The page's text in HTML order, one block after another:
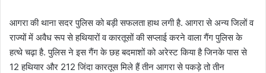
आगरा की थाना सदर पुलिस को बड़ी सफलता हाथ लगी है. आगरा से अन्य जिलों व
राज्यों में अवैध रूप से हथियारों व कारतूसों की सप्लाई करने वाला गैंग पुलिस के
हत्थे चढ़ा है. पुलिस ने इस गैंग के छह बदमाशों को अरेस्ट किया है जिनके पास से
12 हथियार और 212 जिंदा कारतूस मिले हैं तीन आगरा से पकड़े तो तीन